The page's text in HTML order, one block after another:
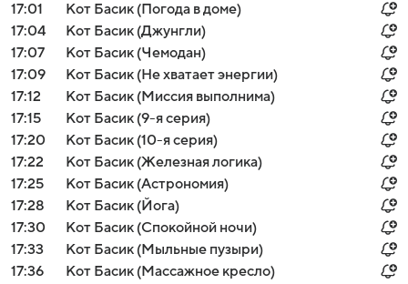
17:01
Кот Басик (Погода в доме)
17:04
Кот Басик (Джунгли)
17:07
Кот Басик (Чемодан)
17:09
Кот Басик (Не хватает энергии)
17:12
Кот Басик (Миссия выполнима)
17:15
Кот Басик (9-я серия)
17:20
Кот Басик (10-я серия)
17:22
Кот Басик (Железная логика)
17:25
Кот Басик (Астрономия)
17:28
Кот Басик (Йога)
17:30
Кот Басик (Спокойной ночи)
17:33
Кот Басик (Мыльные пузыри)
17:36
Кот Басик (Массажное кресло)